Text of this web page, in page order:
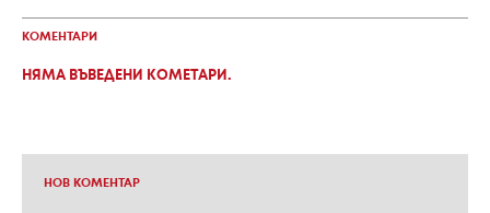
КОМЕНТАРИ
НЯМА ВЪВЕДЕНИ КОМЕТАРИ.
НОВ КОМЕНТАР